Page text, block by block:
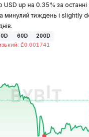
up на 0.35% за
минулий тиждень і slightly
60D
200D
: ₾0.001741